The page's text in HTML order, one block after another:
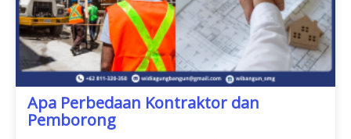
Apa Perbedaan Kontraktor dan
Pemborong